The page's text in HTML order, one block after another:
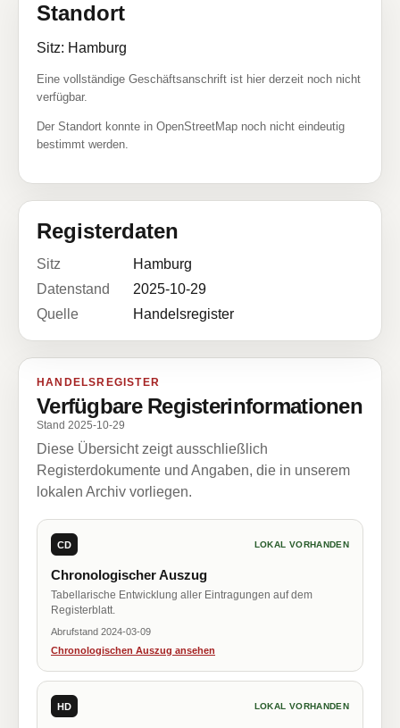
Standort
Sitz: Hamburg
Eine vollständige Geschäftsanschrift ist hier derzeit noch nicht
verfügbar.
Der Standort konnte in OpenStreetMap noch nicht eindeutig
bestimmt werden.
Registerdaten
Sitz
Hamburg
Datenstand
2025-10-29
Quelle
Handelsregister
HANDELSREGISTER
Verfügbare Registerinformationen
Stand 2025-10-29
Diese Übersicht zeigt ausschließlich
Registerdokumente und Angaben, die in unserem
lokalen Archiv vorliegen.
CD LOKAL VORHANDEN
Chronologischer Auszug
Tabellarische Entwicklung aller Eintragungen auf dem
Registerblatt.
Abrufstand 2024-03-09
Chronologischen Auszug ansehen
HD LOKAL VORHANDEN